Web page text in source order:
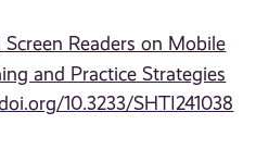
Readers on Mobile
and Practice Strategies
10.3233/SHTI241038